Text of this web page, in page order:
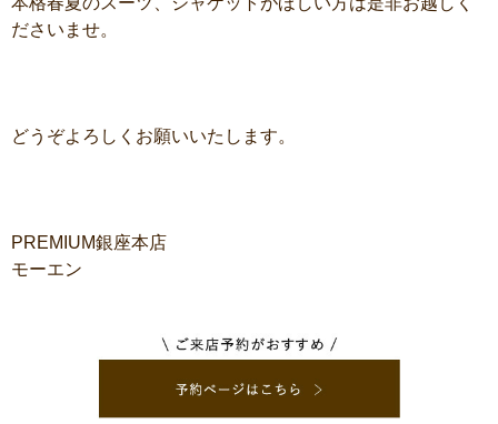
ださいませ。
どうぞよろしくお願いいたします。
PREMIUM銀座本店
モーエン